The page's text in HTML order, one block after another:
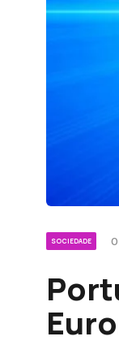
SOCIEDADE